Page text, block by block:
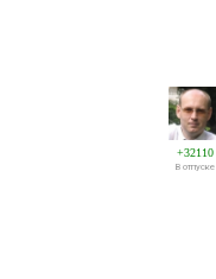
+32110
В отпуске